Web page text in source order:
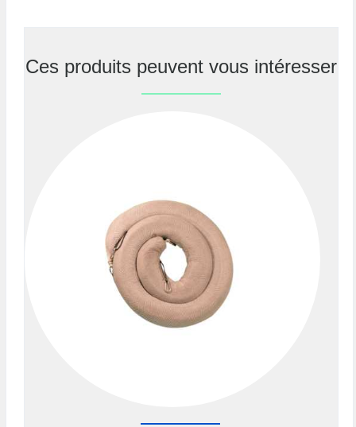
Ces produits peuvent vous intéresser